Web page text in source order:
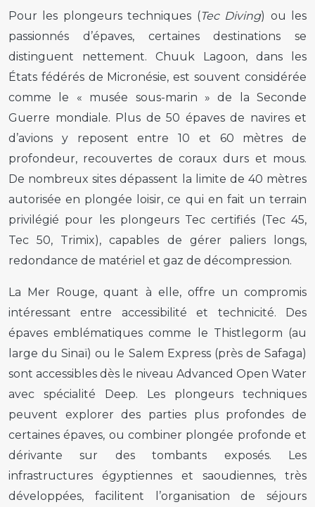
Pour les plongeurs techniques (Tec Diving) ou les
passionnés d’épaves, certaines destinations se
distinguent nettement. Chuuk Lagoon, dans les
États fédérés de Micronésie, est souvent considérée
comme le « musée sous-marin » de la Seconde
Guerre mondiale. Plus de 50 épaves de navires et
d’avions y reposent entre 10 et 60 mètres de
profondeur, recouvertes de coraux durs et mous.
De nombreux sites dépassent la limite de 40 mètres
autorisée en plongée loisir, ce qui en fait un terrain
privilégié pour les plongeurs Tec certifiés (Tec 45,
Tec 50, Trimix), capables de gérer paliers longs,
redondance de matériel et gaz de décompression.
La Mer Rouge, quant à elle, offre un compromis
intéressant entre accessibilité et technicité. Des
épaves emblématiques comme le Thistlegorm (au
large du Sinaï) ou le Salem Express (près de Safaga)
sont accessibles dès le niveau Advanced Open Water
avec spécialité Deep. Les plongeurs techniques
peuvent explorer des parties plus profondes de
certaines épaves, ou combiner plongée profonde et
dérivante sur des tombants exposés. Les
infrastructures égyptiennes et saoudiennes, très
développées, facilitent l’organisation de séjours